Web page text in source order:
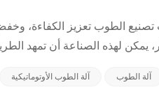
الطوب تعزيز الكفاءة،
آلة الطوب الأوتوماتيكية آلة الطوب